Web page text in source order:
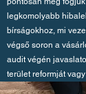
legkomolyabb
bírságokhoz, mi
végső soron a
audit végén
terület reformját